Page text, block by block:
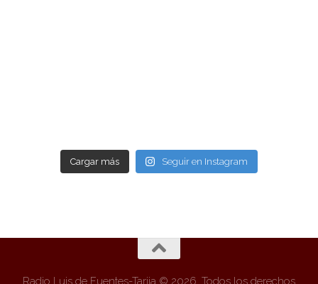
Cargar más Seguir en Instagram
Radio Luis de Fuentes-Tarija © 2026. Todos los derechos